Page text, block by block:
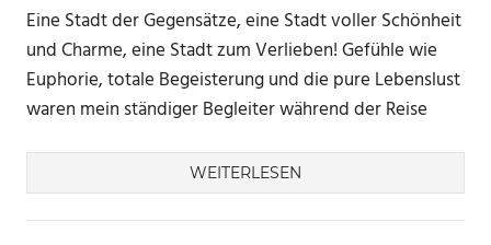
Eine Stadt der Gegensätze, eine Stadt voller Schönheit
und Charme, eine Stadt zum Verlieben! Gefühle wie
Euphorie, totale Begeisterung und die pure Lebenslust
waren mein ständiger Begleiter während der Reise
WEITERLESEN